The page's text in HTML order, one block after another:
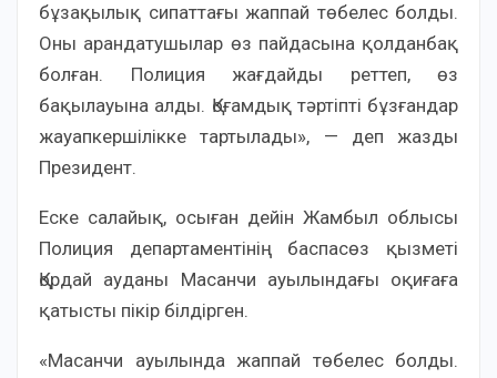
бұзақылық сипаттағы жаппай төбелес болды.
Оны арандатушылар өз пайдасына қолданбақ
болған. Полиция жағдайды реттеп, өз
бақылауына алды. Қоғамдық тәртіпті бұзғандар
жауапкершілікке тартылады», — деп жазды
Президент.
Еске салайық, осыған дейін Жамбыл облысы
Полиция департаментінің баспасөз қызметі
Қордай ауданы Масанчи ауылындағы оқиғаға
қатысты пікір білдірген.
«Масанчи ауылында жаппай төбелес болды.